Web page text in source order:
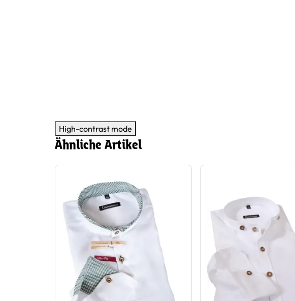
High-contrast mode
Ähnliche Artikel